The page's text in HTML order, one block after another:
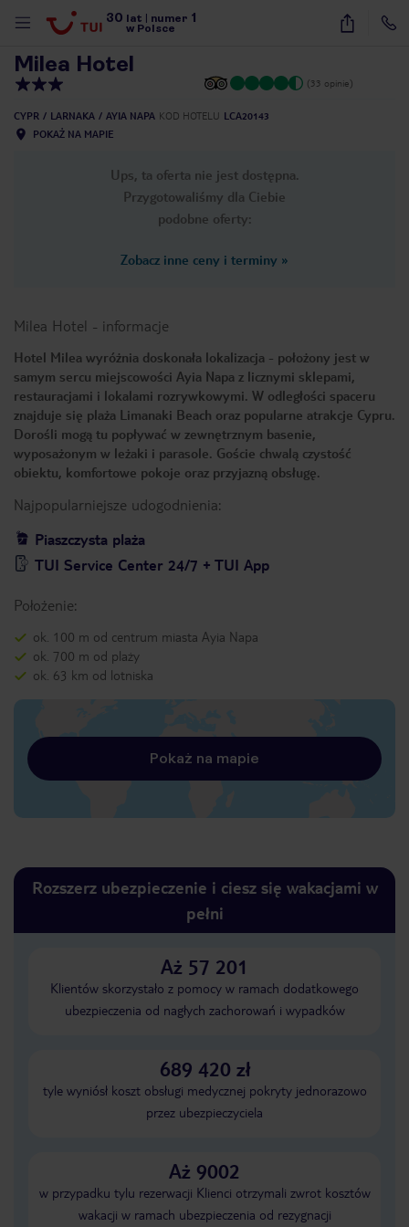
30 lat numer 1
w Polsce
28
Milea Hotel
(33 opinie)
CYPR LARNAKA AYIA NAPA KOD HOTELU LCA20143
POKAŻ NA MAPIE
Ups, ta oferta nie jest dostępna.
Przygotowaliśmy dla Ciebie
podobne oferty:
Zobacz inne ceny i terminy »
Milea Hotel - informacje
Hotel Milea wyróżnia doskonała lokalizacja - położony jest w
samym sercu miejscowości Ayia Napa z licznymi sklepami,
restauracjami i lokalami rozrywkowymi. W odległości spaceru
znajduje się plaża Limanaki Beach oraz popularne atrakcje Cypru.
Dorośli mogą tu popływać w zewnętrznym basenie,
wyposażonym w leżaki i parasole. Goście chwalą czystość
obiektu, komfortowe pokoje oraz przyjazną obsługę.
Najpopularniejsze udogodnienia:
Piaszczysta plaża
TUI Service Center 24/7 + TUI App
Położenie:
ok. 100 m od centrum miasta Ayia Napa
ok. 700 m od plaży
ok. 63 km od lotniska
Pokaż na mapie
Rozszerz ubezpieczenie i ciesz się wakacjami w
pełni
Aż 57 201
Klientów skorzystało z pomocy w ramach dodatkowego
ubezpieczenia od nagłych zachorowań i wypadków
689 420 zł
tyle wyniósł koszt obsługi medycznej pokryty jednorazowo
przez ubezpieczyciela
Aż 9002
w przypadku tylu rezerwacji Klienci otrzymali zwrot kosztów
wakacji w ramach ubezpieczenia od rezygnacji